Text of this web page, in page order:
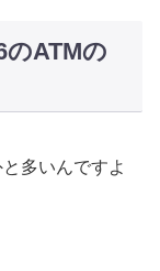
のATMの
多いんですよ